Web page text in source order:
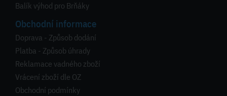
Balík výhod pro Brňáky
Obchodní informace
Doprava - Způsob dodání
Platba - Způsob úhrady
Reklamace vadného zboží
Vrácení zboží dle OZ
Obchodní podmínky